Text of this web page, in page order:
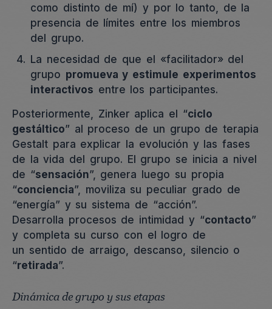
como distinto de mí) y por lo tanto, de la
presencia de límites entre los miembros
del grupo.
La necesidad de que el «facilitador» del
grupo promueva y estimule experimentos
interactivos entre los participantes.
Posteriormente, Zinker aplica el “ciclo
gestáltico” al proceso de un grupo de terapia
Gestalt para explicar la evolución y las fases
de la vida del grupo. El grupo se inicia a nivel
de “sensación”, genera luego su propia
“conciencia”, moviliza su peculiar grado de
“energía” y su sistema de “acción”.
Desarrolla procesos de intimidad y “contacto”
y completa su curso con el logro de
un sentido de arraigo, descanso, silencio o
“retirada”.
Dinámica de grupo y sus etapas